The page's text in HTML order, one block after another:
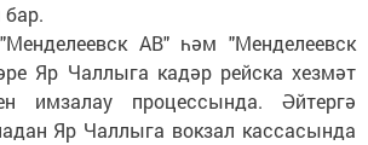
бар.
АВ" һәм "Менделеевск
Яр Чаллыга кадәр рейска хезмәт
имзалау процессында. Әйтергә
Яр Чаллыга вокзал кассасында